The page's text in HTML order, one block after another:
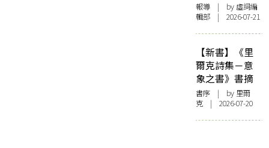
報導 | by 虛詞編
輯部 | 2026-07-21
【新書】《里
爾克詩集－意
象之書》書摘
書序 | by 里爾
克 | 2026-07-20